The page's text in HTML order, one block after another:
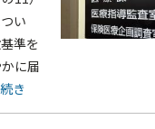
い
準を
に届
き